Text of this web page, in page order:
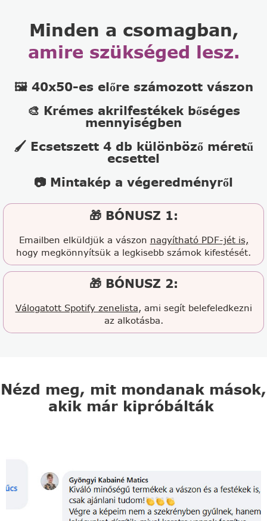
Minden a csomagban,
amire szükséged lesz.
🖼️ 40x50-es előre számozott vászon
🎨 Krémes akrilfestékek bőséges
mennyiségben
🖌️ Ecsetszett 4 db különböző méretű
ecsettel
📷 Mintakép a végeredményről
🎁 BÓNUSZ 1:
Emailben elküldjük a vászon nagyítható PDF-jét is,
hogy megkönnyítsük a legkisebb számok kifestését.
🎁 BÓNUSZ 2:
Válogatott Spotify zenelista, ami segít belefeledkezni
az alkotásba.
Nézd meg, mit mondanak mások,
akik már kipróbálták